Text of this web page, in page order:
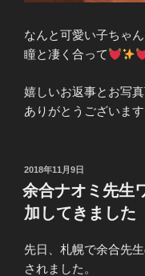
なんと可愛い子ちゃ
瞳と凄く合って
嬉しいお返事とお写真
ありがとうございます
投
稿
日:
2018年11月9日
余合ナオミ先生
加してきました
先日、札幌で余合先
されました。